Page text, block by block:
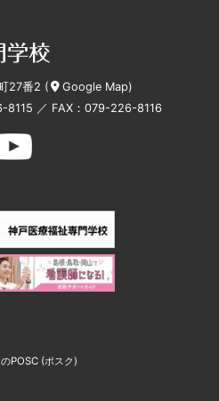
27番2 ( Google Map)
8115 ／ FAX：079-226-8116
POSC (ポスク)